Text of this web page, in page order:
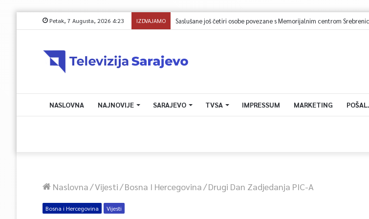
Petak, 7 Augusta, 2026 4:23 IZDVAJAMO Saslušane još četiri osobe povezane s Memorijalnim centrom
NASLOVNA NAJNOVIJE SARAJEVO TVSA IMPRESSUM MARKETING
Naslovna/Vijesti/Bosna I Hercegovina/Drugi Dan Zadjedanja PIC-A
Bosna i Hercegovina Vijesti